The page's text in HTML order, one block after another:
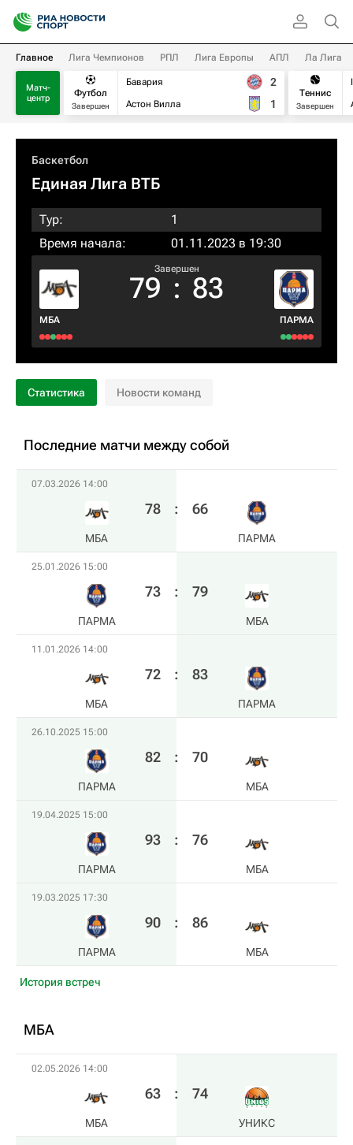
Главное Лига Чемпионов РПЛ Лига Европы АПЛ Ла Лига
Матч-
центр
Футбол
Завершен
Бавария
Астон Вилла
2
1
Теннис
Завершен
Баскетбол
Единая Лига ВТБ
Тур:
1
Время начала:
01.11.2023 в 19:30
МБА
Завершен
79 : 83
ПАРМА
Статистика Новости команд
Последние матчи между собой
07.03.2026 14:00
МБА
78 : 66
ПАРМА
25.01.2026 15:00
ПАРМА
73 : 79
МБА
11.01.2026 14:00
МБА
72 : 83
ПАРМА
26.10.2025 15:00
ПАРМА
82 : 70
МБА
19.04.2025 15:00
ПАРМА
93 : 76
МБА
19.03.2025 17:30
ПАРМА
90 : 86
МБА
История встреч
МБА
02.05.2026 14:00
МБА
63 : 74
УНИКС